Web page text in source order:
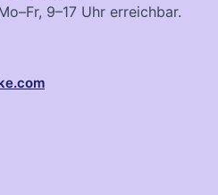
9–17 Uhr erreichbar.